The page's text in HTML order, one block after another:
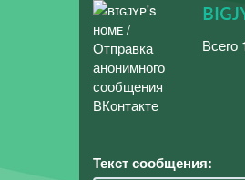
Всего
Текст сообщения: